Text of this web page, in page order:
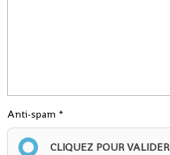
Anti-spam
CLIQUEZ POUR VALIDER